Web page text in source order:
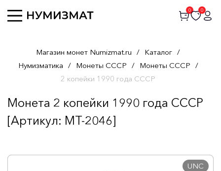
0 0
Магазин монет Numizmat.ru / Каталог /
Нумизматика / Монеты СССР / Монеты СССР /
2 копейки 1990 года СССР
Монета 2 копейки 1990 года СССР
[Артикул: MT-2046]
UNC